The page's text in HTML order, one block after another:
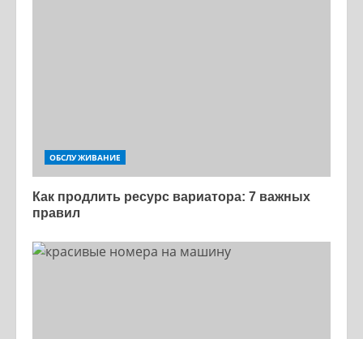
ОБСЛУЖИВАНИЕ
Как продлить ресурс вариатора: 7 важных
правил